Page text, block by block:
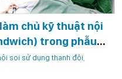
chủ kỹ thuật nội
trong phẫu
xương ức phức
soi sử dụng thanh đôi